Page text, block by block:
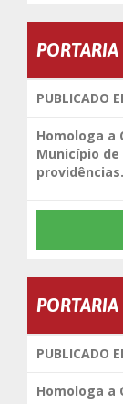
PUBLICADO
Homologa a
Município
providências.
PUBLICADO
Homologa a